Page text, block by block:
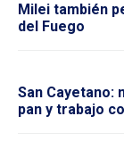
Milei también
del Fuego
San Cayetano:
pan y trabajo